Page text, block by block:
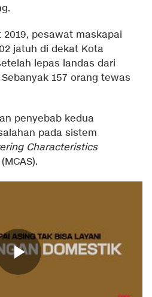
pesawat maskapai
jatuh di dekat Kota
lepas landas dari
157 orang tewas
penyebab kedua
pada sistem
Characteristics